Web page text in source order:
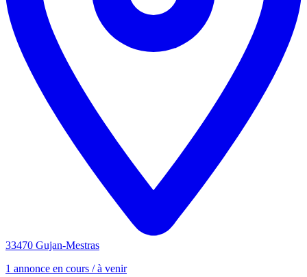
33470 Gujan-Mestras
1 annonce en cours / à venir